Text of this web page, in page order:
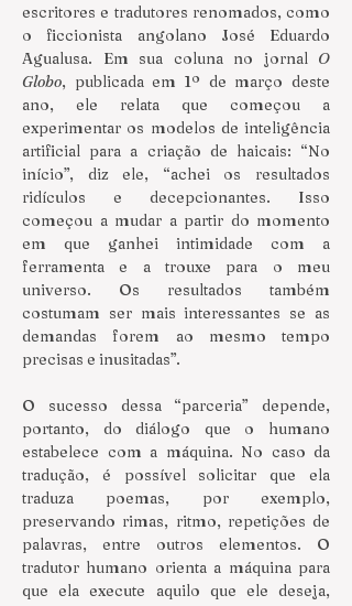
escritores e tradutores renomados, como
o ficcionista angolano José Eduardo
Agualusa. Em sua coluna no jornal O
Globo, publicada em 1º de março deste
ano, ele relata que começou a
experimentar os modelos de inteligência
artificial para a criação de haicais: “No
início”, diz ele, “achei os resultados
ridículos e decepcionantes. Isso
começou a mudar a partir do momento
em que ganhei intimidade com a
ferramenta e a trouxe para o meu
universo. Os resultados também
costumam ser mais interessantes se as
demandas forem ao mesmo tempo
precisas e inusitadas”.
O sucesso dessa “parceria” depende,
portanto, do diálogo que o humano
estabelece com a máquina. No caso da
tradução, é possível solicitar que ela
traduza poemas, por exemplo,
preservando rimas, ritmo, repetições de
palavras, entre outros elementos. O
tradutor humano orienta a máquina para
que ela execute aquilo que ele deseja,